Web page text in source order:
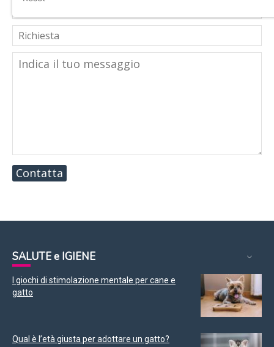
Contatta
SALUTE e IGIENE
I giochi di stimolazione mentale per cane e
gatto
Qual è l’età giusta per adottare un gatto?